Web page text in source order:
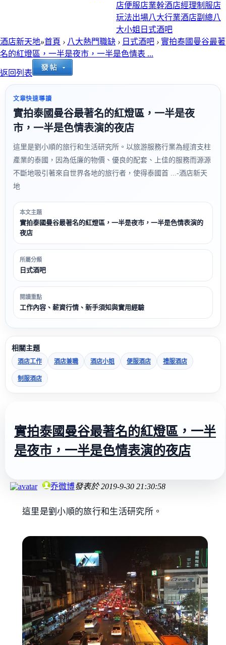
店便服店業幹酒店經理制服店
玩法出場八大行業酒店副總八
大小姐 日式酒吧
酒店新天地»首頁 › 八大熱門職缺 › 日式酒吧 › 實拍泰國曼谷最著
名的紅燈區，一半是夜市，一半是色情表 ...
返回列表
文章快速導讀
實拍泰國曼谷最著名的紅燈區，一半是夜
市，一半是色情表演的夜店
這里是劉小順的旅行和生活研究所。以旅游服務行業為經濟支柱
產業的泰國，因為低廉的物價、優良的配套、上佳的服務而源源
不斷地吸引著來自世界各地的旅行者，使得泰國首 ...-酒店新天
地
本文主題
實拍泰國曼谷最著名的紅燈區，一半是夜市，一半是色情表演的
夜店
所屬分類
日式酒吧
閱讀重點
工作內容、薪資行情、新手須知與實用經驗
相關主題
酒店工作 酒店兼職 酒店小姐 便服酒店 禮服酒店
制服酒店
實拍泰國曼谷最著名的紅燈區，一半
是夜市，一半是色情表演的夜店
乔微博發表於2019-9-30 21:30:58
這里是劉小順的旅行和生活研究所。